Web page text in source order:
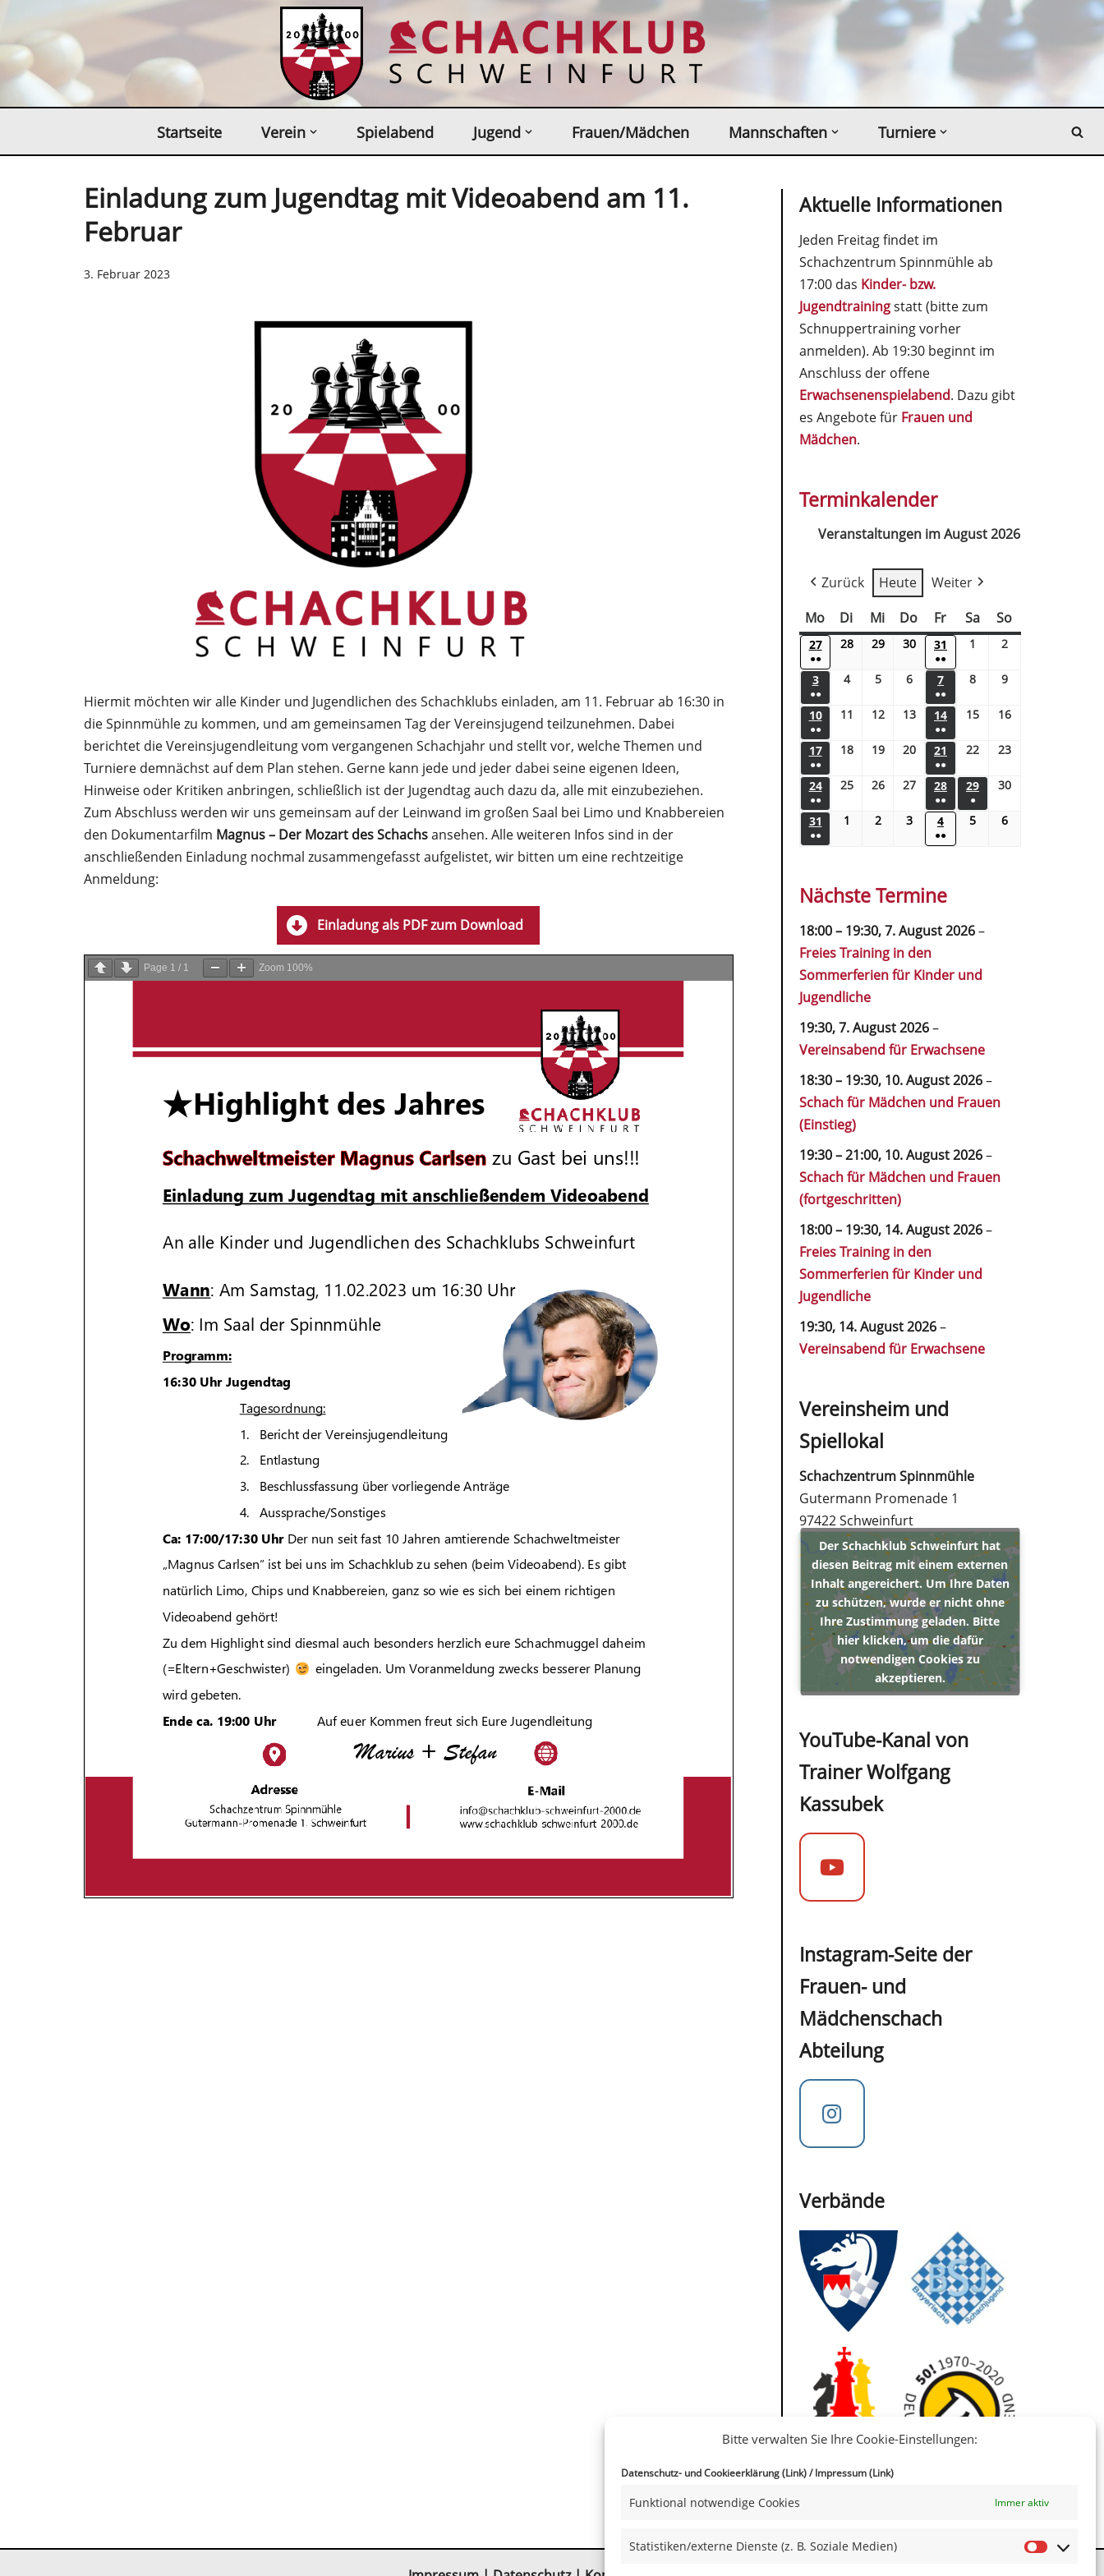
Bitte verwalten Sie Ihre Cookie-Einstellungen:
Datenschutz- und Cookieerklärung (Link)/Impressum (Link)
Funktional notwendige Cookies Immer aktiv
Statistiken/externe Dienste (z. B. Soziale Medien)
Zum
Inhalt
springen
Startseite Verein Spielabend Jugend Frauen/Mädchen Mannschaften Turniere
Einladung zum Jugendtag mit Videoabend am 11.
Februar
3. Februar 2023
Hiermit möchten wir alle Kinder und Jugendlichen des Schachklubs einladen, am 11. Februar ab 16:30 in
die Spinnmühle zu kommen, und am gemeinsamen Tag der Vereinsjugend teilzunehmen. Dabei
berichtet die Vereinsjugendleitung vom vergangenen Schachjahr und stellt vor, welche Themen und
Turniere demnächst auf dem Plan stehen. Gerne kann jede und jeder dabei seine eigenen Ideen,
Hinweise oder Kritiken anbringen, schließlich ist der Jugendtag auch dazu da, alle mit einzubeziehen.
Zum Abschluss werden wir uns gemeinsam auf der Leinwand im großen Saal bei Limo und Knabbereien
den Dokumentarfilm Magnus – Der Mozart des Schachsansehen. Alle weiteren Infos sind in der
anschließenden Einladung nochmal zusammengefasst aufgelistet, wir bitten um eine rechtzeitige
Anmeldung:
Einladung als PDF zum Download
Page 1 / 1 Zoom 100%
Aktuelle Informationen
Jeden Freitag findet im
Schachzentrum Spinnmühle ab
17:00 das Kinder- bzw.
Jugendtrainingstatt (bitte zum
Schnuppertraining vorher
anmelden). Ab 19:30 beginnt im
Anschluss der offene
Erwachsenenspielabend. Dazu gibt
es Angebote für Frauen und
Mädchen.
Terminkalender
Veranstaltungen im August 2026
Zurück Heute
Weiter
Mo
Di Mi Do Fr Sa So
27
●●
28 29 30 31
●●
1 2
3
●●
4 5 6 7
●●
8 9
10
●●
11 12 13 14
●●
15 16
17
●●
18 19 20 21
●●
22 23
24
●●
25 26 27 28
●●
29
●
30
31
●●
1 2 3 4
●●
5 6
Nächste Termine
18:00– 19:30,7. August 2026–
Freies Training in den
Sommerferien für Kinder und
Jugendliche
19:30,7. August 2026–
Vereinsabend für Erwachsene
18:30– 19:30, 10. August 2026–
Schach für Mädchen und Frauen
(Einstieg)
19:30–21:00, 10. August 2026–
Schach für Mädchen und Frauen
(fortgeschritten)
18:00– 19:30, 14. August 2026–
Freies Training in den
Sommerferien für Kinder und
Jugendliche
19:30, 14. August 2026–
Vereinsabend für Erwachsene
Vereinsheim und
Spiellokal
Schachzentrum Spinnmühle
Gutermann Promenade 1
97422 Schweinfurt
Der Schachklub Schweinfurt hat
diesen Beitrag mit einem externen
Inhalt angereichert. Um Ihre Daten
zu schützen, wurde er nicht ohne
Ihre Zustimmung geladen. Bitte
hier klicken, um die dafür
notwendigen Cookies zu
akzeptieren.
YouTube-Kanal von
Trainer Wolfgang
Kassubek
Instagram-Seite der
Frauen- und
Mädchenschach
Abteilung
Verbände